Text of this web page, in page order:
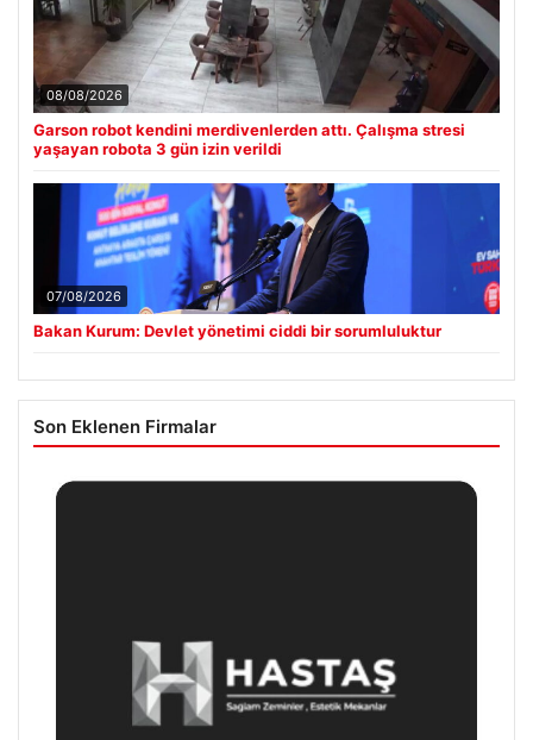
08/08/2026
Garson robot kendini merdivenlerden attı. Çalışma stresi
yaşayan robota 3 gün izin verildi
07/08/2026
Bakan Kurum: Devlet yönetimi ciddi bir sorumluluktur
Son Eklenen Firmalar